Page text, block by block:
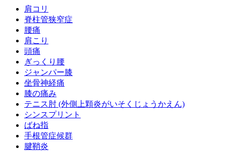
肩コリ
脊柱管狭窄症
腰痛
肩こり
頭痛
ぎっくり腰
ジャンパー膝
坐骨神経痛
膝の痛み
テニス肘 (外側上顆炎がいそくじょうかえん)
シンスプリント
ばね指
手根管症候群
腱鞘炎